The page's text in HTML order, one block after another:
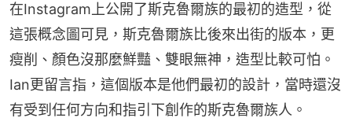
在Instagram上公開了斯克魯爾族的最初的造型，從
這張概念圖可見，斯克魯爾族比後來出街的版本，更
瘦削、顏色沒那麼鮮豔、雙眼無神，造型比較可怕。
Ian更留言指，這個版本是他們最初的設計，當時還沒
有受到任何方向和指引下創作的斯克魯爾族人。